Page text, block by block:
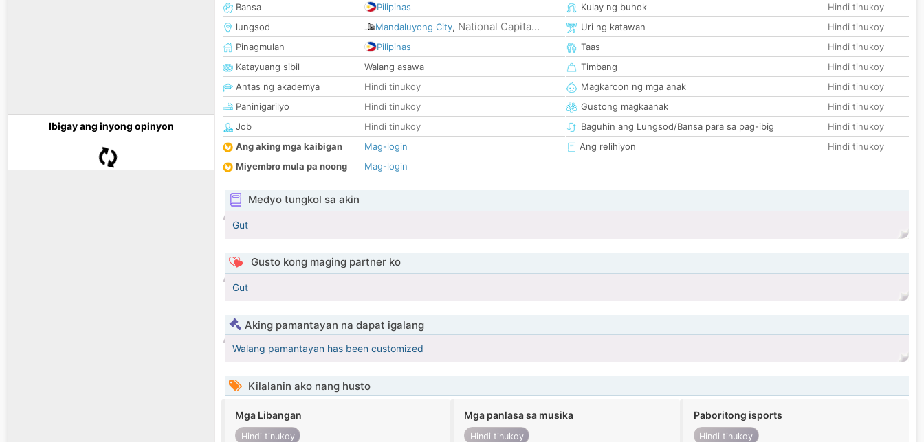
Ibigay ang inyong opinyon
Bansa
Pilipinas
lungsod
Mandaluyong City, National Capita...
Pinagmulan
Pilipinas
Katayuang sibil
Walang asawa
Antas ng akademya
Hindi tinukoy
Paninigarilyo
Hindi tinukoy
Job
Hindi tinukoy
Ang aking mga kaibigan
Mag-login
Miyembro mula pa noong
Mag-login
Kulay ng buhok
Hindi tinukoy
Uri ng katawan
Hindi tinukoy
Taas
Hindi tinukoy
Timbang
Hindi tinukoy
Magkaroon ng mga anak
Hindi tinukoy
Gustong magkaanak
Hindi tinukoy
Baguhin ang Lungsod/Bansa para sa pag-ibig
Hindi tinukoy
Ang relihiyon
Hindi tinukoy
Medyo tungkol sa akin
Gut
Gusto kong maging partner ko
Gut
Aking pamantayan na dapat igalang
Walang pamantayan has been customized
Kilalanin ako nang husto
Mga Libangan
Hindi tinukoy
Mga panlasa sa musika
Hindi tinukoy
Paboritong isports
Hindi tinukoy